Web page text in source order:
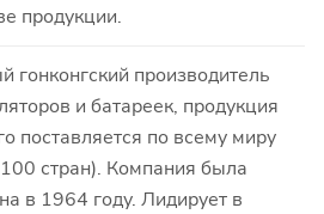
продукции.
гонконгский производитель
и батареек, продукция
поставляется по всему миру
стран). Компания была
в 1964 году. Лидирует в